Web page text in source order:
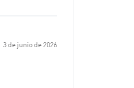
3 de junio de 2026